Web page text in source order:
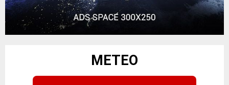
METEO